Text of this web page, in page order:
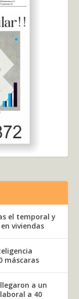
el temporal y
viviendas
máscaras
a un
a 40